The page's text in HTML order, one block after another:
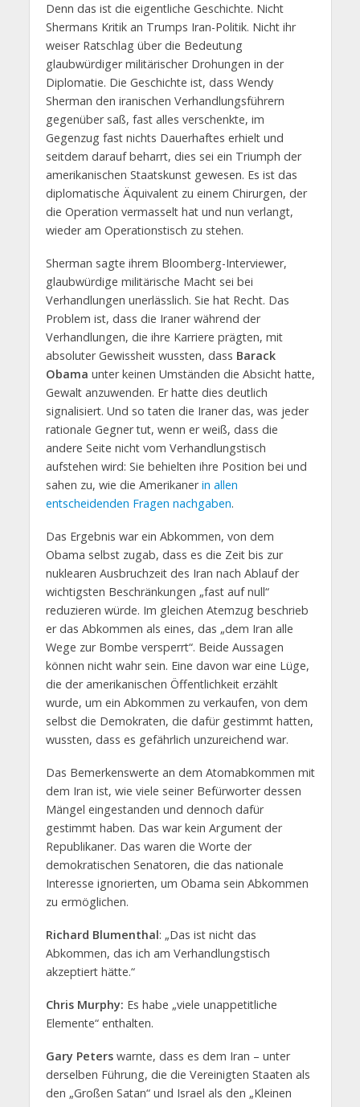
Denn das ist die eigentliche Geschichte. Nicht
Shermans Kritik an Trumps Iran-Politik. Nicht ihr
weiser Ratschlag über die Bedeutung
glaubwürdiger militärischer Drohungen in der
Diplomatie. Die Geschichte ist, dass Wendy
Sherman den iranischen Verhandlungsführern
gegenüber saß, fast alles verschenkte, im
Gegenzug fast nichts Dauerhaftes erhielt und
seitdem darauf beharrt, dies sei ein Triumph der
amerikanischen Staatskunst gewesen. Es ist das
diplomatische Äquivalent zu einem Chirurgen, der
die Operation vermasselt hat und nun verlangt,
wieder am Operationstisch zu stehen.
Sherman sagte ihrem Bloomberg-Interviewer,
glaubwürdige militärische Macht sei bei
Verhandlungen unerlässlich. Sie hat Recht. Das
Problem ist, dass die Iraner während der
Verhandlungen, die ihre Karriere prägten, mit
absoluter Gewissheit wussten, dass Barack
Obama unter keinen Umständen die Absicht hatte,
Gewalt anzuwenden. Er hatte dies deutlich
signalisiert. Und so taten die Iraner das, was jeder
rationale Gegner tut, wenn er weiß, dass die
andere Seite nicht vom Verhandlungstisch
aufstehen wird: Sie behielten ihre Position bei und
sahen zu, wie die Amerikanerin allen
entscheidenden Fragen nachgaben.
Das Ergebnis war ein Abkommen, von dem
Obama selbst zugab, dass es die Zeit bis zur
nuklearen Ausbruchzeit des Iran nach Ablauf der
wichtigsten Beschränkungen „fast auf null“
reduzieren würde. Im gleichen Atemzug beschrieb
er das Abkommen als eines, das „dem Iran alle
Wege zur Bombe versperrt“. Beide Aussagen
können nicht wahr sein. Eine davon war eine Lüge,
die der amerikanischen Öffentlichkeit erzählt
wurde, um ein Abkommen zu verkaufen, von dem
selbst die Demokraten, die dafür gestimmt hatten,
wussten, dass es gefährlich unzureichend war.
Das Bemerkenswerte an dem Atomabkommen mit
dem Iran ist, wie viele seiner Befürworter dessen
Mängel eingestanden und dennoch dafür
gestimmt haben. Das war kein Argument der
Republikaner. Das waren die Worte der
demokratischen Senatoren, die das nationale
Interesse ignorierten, um Obama sein Abkommen
zu ermöglichen.
Richard Blumenthal: „Das ist nicht das
Abkommen, das ich am Verhandlungstisch
akzeptiert hätte.“
Chris Murphy: Es habe „viele unappetitliche
Elemente“ enthalten.
Gary Peterswarnte, dass es dem Iran – unter
derselben Führung, die die Vereinigten Staaten als
den „Großen Satan“ und Israel als den „Kleinen